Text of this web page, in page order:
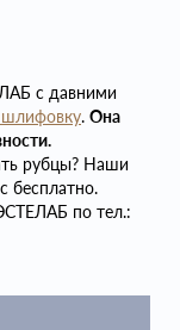
с давними
шлифовку. Она
рубцы? Наши
бесплатно.
по тел.: